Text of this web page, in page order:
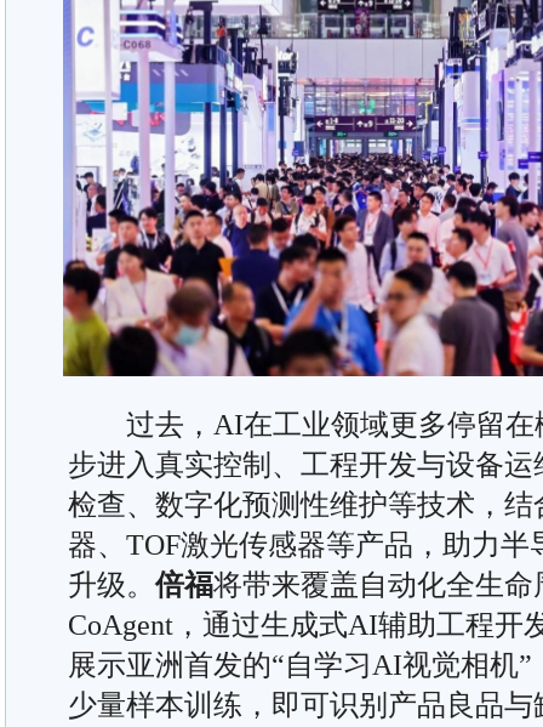
过去，AI在工业领域更多停留在
步进入真实控制、工程开发与设备运
检查、数字化预测性维护等技术，
器、TOF激光传感器等产品，助力
升级。倍福将带来覆盖自动化全生
CoAgent，通过生成式AI辅助工程开
展示亚洲首发的“自学习AI视觉相机
少量样本训练，即可识别产品良品与